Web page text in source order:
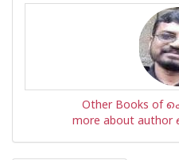
Other Books
more about